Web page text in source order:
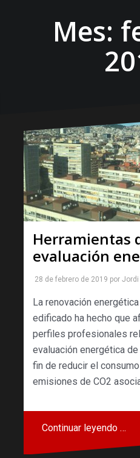
Mes:
Herramientas
evaluación
28 de febrero de 2019 por Jordi
La renovación
edificado ha hecho que
perfiles profesionales
evaluación energética
fin de reducir el
emisiones de CO2
Continuar leyendo …